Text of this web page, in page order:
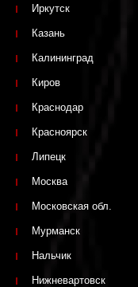
Иркутск
Казань
Калининград
Киров
Краснодар
Красноярск
Липецк
Москва
Московская обл.
Мурманск
Нальчик
Нижневартовск